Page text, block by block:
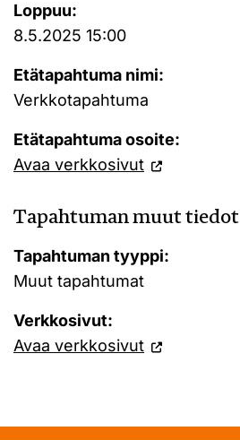
Loppuu:
8.5.2025 15:00
Etätapahtuma nimi:
Verkkotapahtuma
Etätapahtuma osoite:
Avaa verkkosivut
Tapahtuman muut tiedot
Tapahtuman tyyppi:
Muut tapahtumat
Verkkosivut:
Avaa verkkosivut